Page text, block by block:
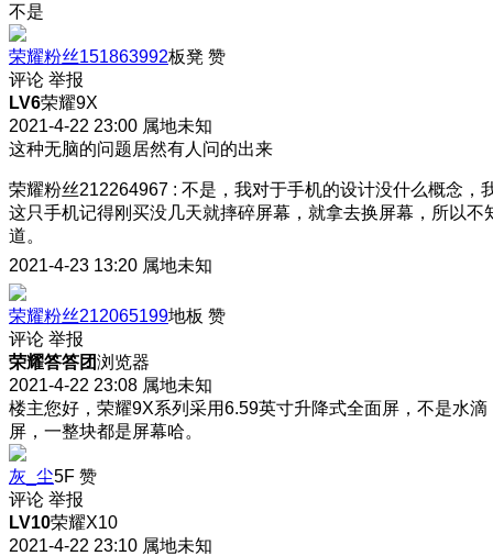
不是
荣耀粉丝151863992板凳 赞
评论 举报
LV6荣耀9X
2021-4-22 23:00 属地未知
这种无脑的问题居然有人问的出来
荣耀粉丝212264967 : 不是，我对于手机的设计没什么概念，
这只手机记得刚买没几天就摔碎屏幕，就拿去换屏幕，所以不
道。
2021-4-23 13:20 属地未知
荣耀粉丝212065199地板 赞
评论 举报
荣耀答答团浏览器
2021-4-22 23:08 属地未知
楼主您好，荣耀9X系列采用6.59英寸升降式全面屏，不是水滴
屏，一整块都是屏幕哈。
灰_尘5F 赞
评论 举报
LV10荣耀X10
2021-4-22 23:10 属地未知